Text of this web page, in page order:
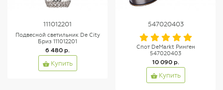
111012201
Подвесной светильник De City
Бриз 111012201
6 480 р.
Купить
547020403
Спот DeMarkt Ринген
547020403
10 090 р.
Купить